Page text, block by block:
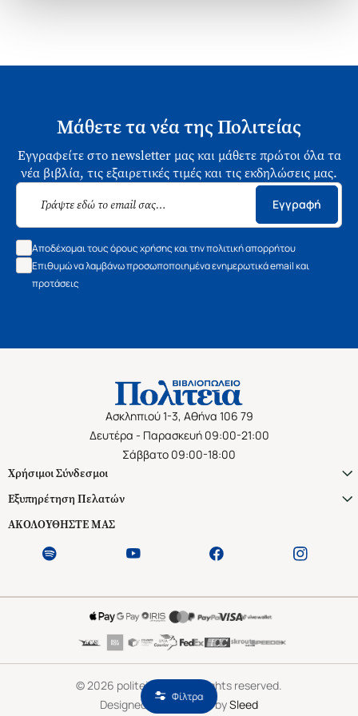
Φίλτρα
Μάθετε τα νέα της Πολιτείας
Εγγραφείτε στο newsletter μας και μάθετε πρώτοι όλα τα
νέα βιβλία, τις εξαιρετικές τιμές και τις εκδηλώσεις μας.
Εγγραφή
Αποδέχομαι τους όρους χρήσης και την πολιτική απορρήτου
Επιθυμώ να λαμβάνω προσωποποιημένα ενημερωτικά email και
προτάσεις
Ασκληπιού 1-3, Αθήνα 106 79
Δευτέρα - Παρασκευή 09:00-21:00
Σάββατο 09:00-18:00
Χρήσιμοι Σύνδεσμοι
Εξυπηρέτηση Πελατών
ΑΚΟΛΟΥΘΗΣΤΕ ΜΑΣ
© 2026 politeianet.gr All rights reserved.
Designed & Developed bySleed